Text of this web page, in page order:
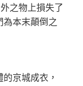
之物上損失了
本末顛倒之
京城成衣，